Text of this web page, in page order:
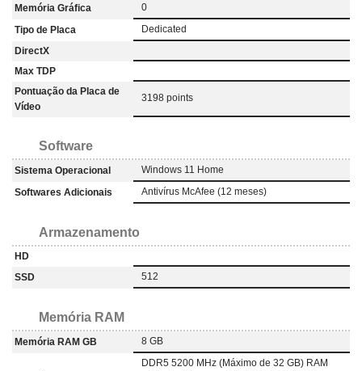
Memória Gráfica
0
Tipo de Placa
‎Dedicated
DirectX
Max TDP
Pontuação da Placa de
Vídeo
3198 points
Software
Sistema Operacional
Windows 11 Home
Softwares Adicionais
Antivírus McAfee (12 meses)
Armazenamento
HD
SSD
512
Memória RAM
Memória RAM GB 8 GB
DDR5 5200 MHz (Máximo de 32 GB) RAM